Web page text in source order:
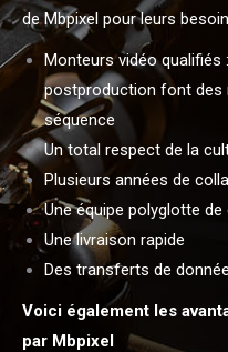
de Mbpixel pour leurs
Monteurs vidéo qualifiés
postproduction font des
séquence
Un total respect de la
Plusieurs années de
Une équipe polyglotte
Une livraison rapide
Des transferts de
Voici également les
par Mbpixel